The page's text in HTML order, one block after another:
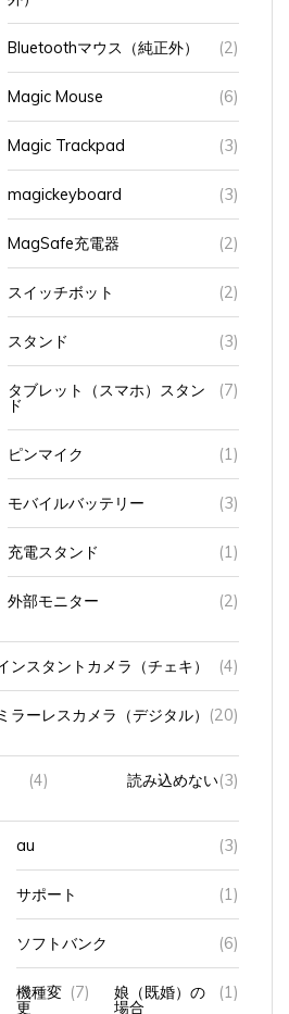
Bluetoothマウス（純正外） (2)
Magic Mouse (6)
Magic Trackpad (3)
magickeyboard (3)
MagSafe充電器 (2)
スイッチボット (2)
スタンド (3)
タブレット（スマホ）スタン
ド
(7)
ピンマイク (1)
モバイルバッテリー (3)
充電スタンド (1)
外部モニター (2)
インスタントカメラ（チェキ） (4)
ミラーレスカメラ（デジタル） (20)
(4) 読み込めない (3)
(3)
サポート (1)
ソフトバンク (6)
機種変
更
(7) 娘（既婚）の
場合
(1)